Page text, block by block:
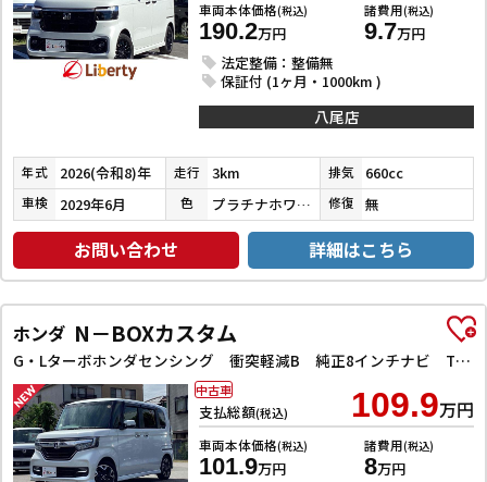
車両本体価格(税込)
190.2万円
諸費用(税込)
9.7万円
法定整備：整備無
保証付 (1ヶ月・1000km )
八尾店
年式 2026(令和8)年 走行 3km 排気 660cc
車検 2029年6月 色 プラチナホワイトパール 修復 無
お問い合わせ 詳細はこちら
ホンダ N－BOXカスタム
G・Lターボホンダセンシング 衝突軽減B 純正8インチナビ TV Bluetooth対応 Bカメラ ビルドインETC 両側自動ドア アダプティブクルーズコントロール 革巻きステアリング パドルシフト LEDヘッドライト スマートキ
支払総額(税込) 109.9万円
車両本体価格(税込)
101.9万円
諸費用(税込)
8万円
中古車